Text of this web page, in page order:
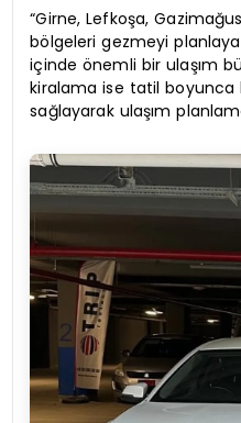
“Girne, Lefkoşa,
bölgeleri gezmeyi
içinde önemli bir ulaşım
kiralama ise tatil boyunca
sağlayarak ulaşım